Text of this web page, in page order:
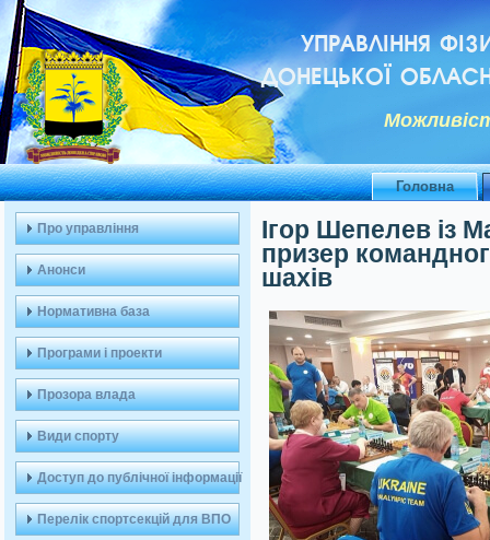
УПРАВЛІННЯ
ДОНЕЦЬКОЇ
Головна
Про управління
Анонси
Нормативна база
Програми і проекти
Прозора влада
Види спорту
Доступ до публічної інформації
Перелік спортсекцій для ВПО
Ігор Шепелев із
призер
шахів